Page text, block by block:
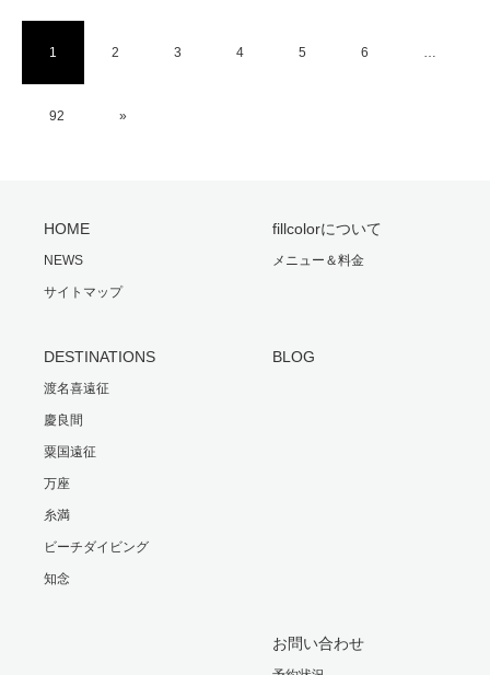
1 2 3 4 5 6 …
92 »
HOME
NEWS
サイトマップ
fillcolorについて
メニュー＆料金
DESTINATIONS
渡名喜遠征
慶良間
粟国遠征
万座
糸満
ビーチダイビング
知念
BLOG
お問い合わせ